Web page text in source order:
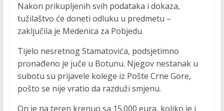
Nakon prikupljenih svih podataka i dokaza,
tužilaštvo će doneti odluku u predmetu –
zaključila je Medenica za Pobjedu.
Tijelo nesretnog Stamatovića, podsjetimno
pronađeno je juče u Botunu. Njegov nestanak u
subotu su prijavele kolege iz Pošte Crne Gore,
pošto se nije vratio da razduži smjenu.
On je na teren krenuo sa 15.000 eura, koliko je i